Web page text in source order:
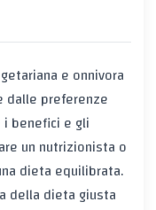
e onnivora
dalle preferenze
benefici e gli
un nutrizionista o
dieta equilibrata.
della dieta giusta